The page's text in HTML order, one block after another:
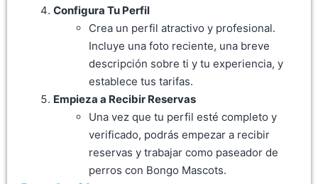
Configura Tu Perfil
Crea un perfil atractivo y profesional.
Incluye una foto reciente, una breve
descripción sobre ti y tu experiencia, y
establece tus tarifas.
Empieza a Recibir Reservas
Una vez que tu perfil esté completo y
verificado, podrás empezar a recibir
reservas y trabajar como paseador de
perros con Bongo Mascots.